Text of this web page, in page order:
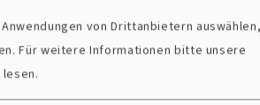
von Drittanbietern
Für weitere Informationen bitte unsere
lesen.